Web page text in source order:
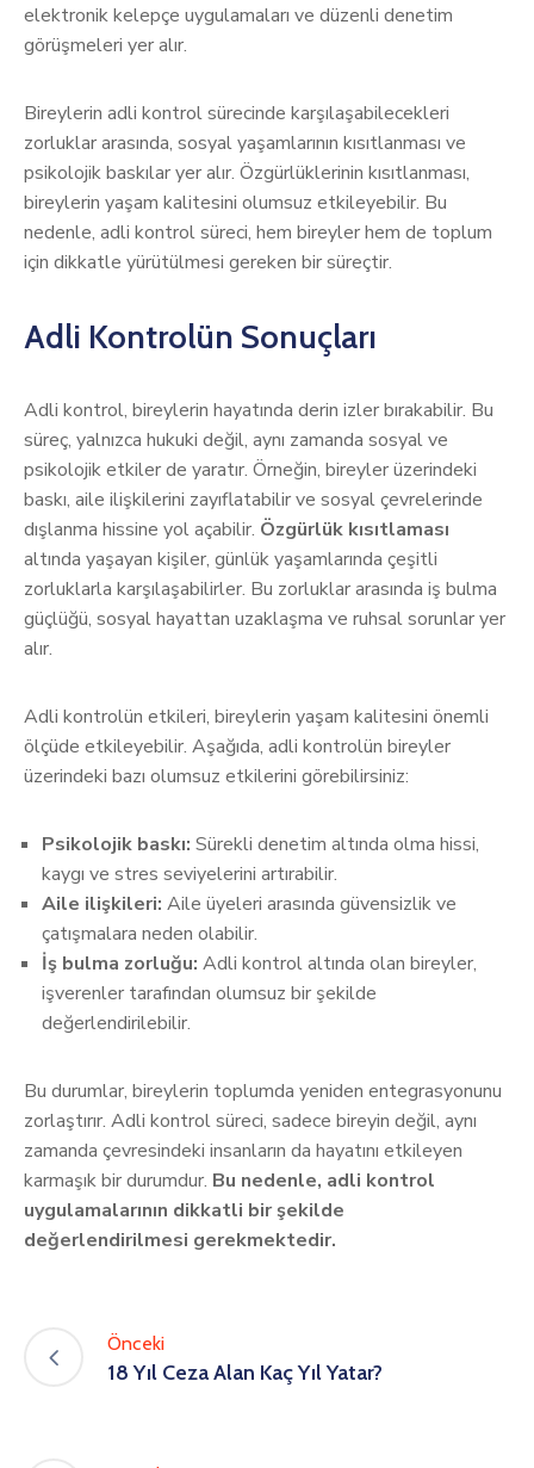
elektronik kelepçe uygulamaları ve düzenli denetim
görüşmeleri yer alır.
Bireylerin adli kontrol sürecinde karşılaşabilecekleri
zorluklar arasında, sosyal yaşamlarının kısıtlanması ve
psikolojik baskılar yer alır. Özgürlüklerinin kısıtlanması,
bireylerin yaşam kalitesini olumsuz etkileyebilir. Bu
nedenle, adli kontrol süreci, hem bireyler hem de toplum
için dikkatle yürütülmesi gereken bir süreçtir.
Adli Kontrolün Sonuçları
Adli kontrol, bireylerin hayatında derin izler bırakabilir. Bu
süreç, yalnızca hukuki değil, aynı zamanda sosyal ve
psikolojik etkiler de yaratır. Örneğin, bireyler üzerindeki
baskı, aile ilişkilerini zayıflatabilir ve sosyal çevrelerinde
dışlanma hissine yol açabilir. Özgürlük kısıtlaması
altında yaşayan kişiler, günlük yaşamlarında çeşitli
zorluklarla karşılaşabilirler. Bu zorluklar arasında iş bulma
güçlüğü, sosyal hayattan uzaklaşma ve ruhsal sorunlar yer
alır.
Adli kontrolün etkileri, bireylerin yaşam kalitesini önemli
ölçüde etkileyebilir. Aşağıda, adli kontrolün bireyler
üzerindeki bazı olumsuz etkilerini görebilirsiniz:
Psikolojik baskı: Sürekli denetim altında olma hissi,
kaygı ve stres seviyelerini artırabilir.
Aile ilişkileri: Aile üyeleri arasında güvensizlik ve
çatışmalara neden olabilir.
İş bulma zorluğu: Adli kontrol altında olan bireyler,
işverenler tarafından olumsuz bir şekilde
değerlendirilebilir.
Bu durumlar, bireylerin toplumda yeniden entegrasyonunu
zorlaştırır. Adli kontrol süreci, sadece bireyin değil, aynı
zamanda çevresindeki insanların da hayatını etkileyen
karmaşık bir durumdur. Bu nedenle, adli kontrol
uygulamalarının dikkatli bir şekilde
değerlendirilmesi gerekmektedir.
Önceki
18 Yıl Ceza Alan Kaç Yıl Yatar?